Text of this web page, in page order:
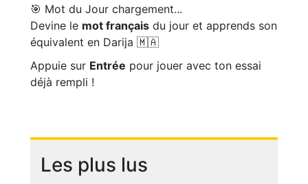
🎯 Mot du Jour chargement...
Devine le mot français du jour et apprends son
équivalent en Darija 🇲🇦
Appuie sur Entrée pour jouer avec ton essai
déjà rempli !
Les plus lus